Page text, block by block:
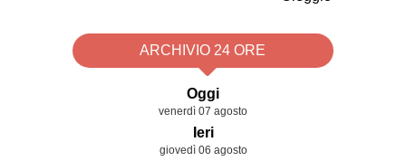
ARCHIVIO 24 ORE
Oggi
venerdì 07 agosto
Ieri
giovedì 06 agosto